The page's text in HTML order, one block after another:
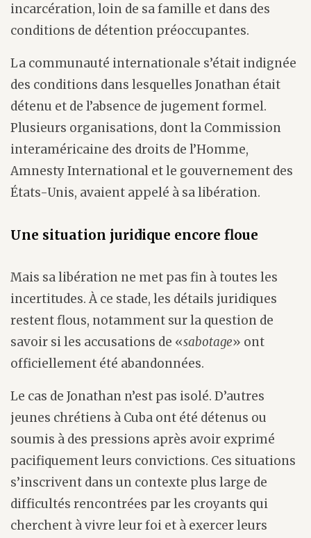
incarcération, loin de sa famille et dans des
conditions de détention préoccupantes.
La communauté internationale s’était indignée
des conditions dans lesquelles Jonathan était
détenu et de l’absence de jugement formel.
Plusieurs organisations, dont la Commission
interaméricaine des droits de l’Homme,
Amnesty International et le gouvernement des
États-Unis, avaient appelé à sa libération.
Une situation juridique encore floue
Mais sa libération ne met pas fin à toutes les
incertitudes. À ce stade, les détails juridiques
restent flous, notamment sur la question de
savoir si les accusations de «sabotage» ont
officiellement été abandonnées.
Le cas de Jonathan n’est pas isolé. D’autres
jeunes chrétiens à Cuba ont été détenus ou
soumis à des pressions après avoir exprimé
pacifiquement leurs convictions. Ces situations
s’inscrivent dans un contexte plus large de
difficultés rencontrées par les croyants qui
cherchent à vivre leur foi et à exercer leurs